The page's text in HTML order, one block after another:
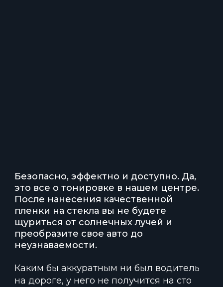
Безопасно, эффектно и доступно. Да,
это все о тонировке в нашем центре.
После нанесения качественной
пленки на стекла вы не будете
щуриться от солнечных лучей и
преобразите свое авто до
неузнаваемости.
Каким бы аккуратным ни был водитель
на дороге, у него не получится на сто